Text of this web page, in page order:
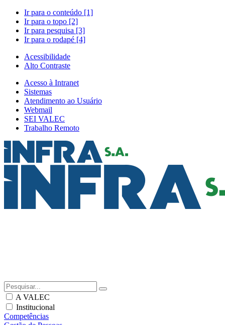
Ir para o conteúdo [1]
Ir para o topo [2]
Ir para pesquisa [3]
Ir para o rodapé [4]
Acessibilidade
Alto Contraste
Acesso à Intranet
Sistemas
Atendimento ao Usuário
Webmail
SEI VALEC
Trabalho Remoto
A VALEC
Institucional
Competências